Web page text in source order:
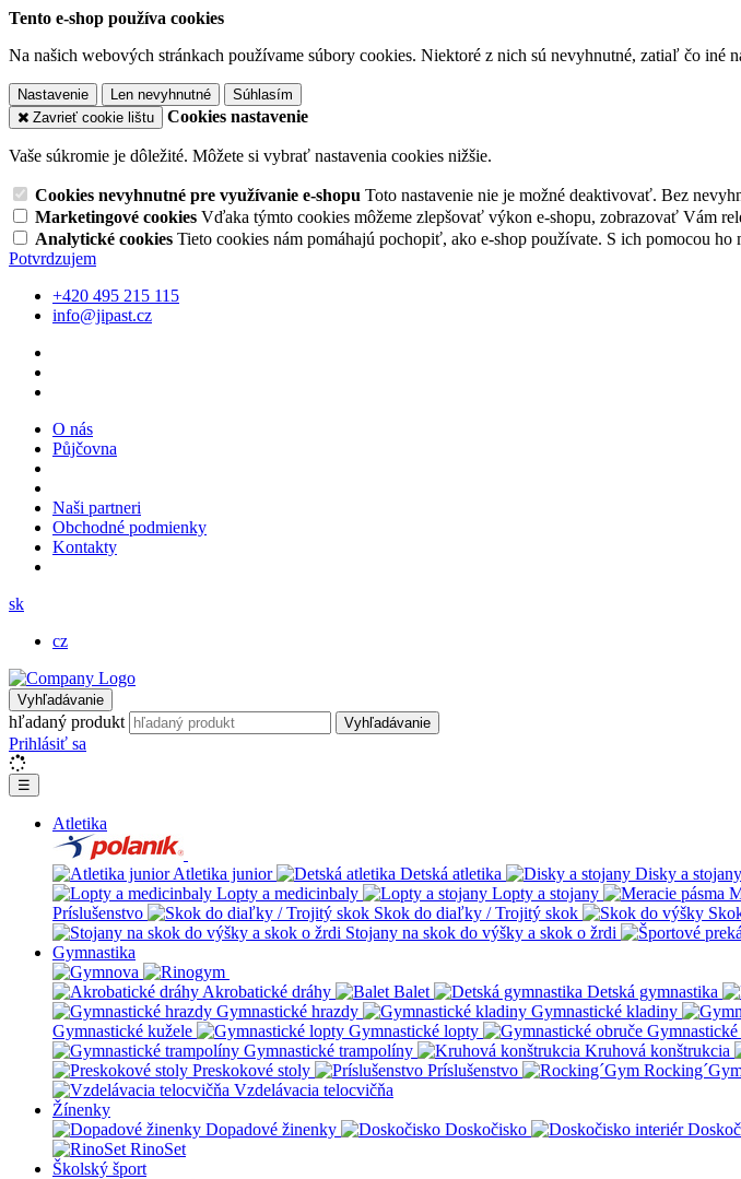
Tento e-shop používa cookies
Na našich webových stránkach používame súbory cookies. Niektoré z nich sú nevyhnutné, zatiaľ čo
Nastavenie Len nevyhnutné
Súhlasím
Zavrieť cookie lištu
Cookies nastavenie
Vaše súkromie je dôležité. Môžete si vybrať nastavenia cookies nižšie.
Cookies nevyhnutné pre využívanie e-shopu Toto nastavenie nie je možné deaktivovať. Bez
Marketingové cookies Vďaka týmto cookies môžeme zlepšovať výkon e-shopu, zobrazovať Vám
Analytické cookies Tieto cookies nám pomáhajú pochopiť, ako e-shop používate. S ich pomocou ho
Potvrdzujem
+420 495 215 115
info@jipast.cz
O nás
Půjčovna
Naši partneri
Obchodné podmienky
Kontakty
sk
cz
Vyhľadávanie
hľadaný produkt Vyhľadávanie
Prihlásiť sa
☰
Atletika
Atletika junior Detská atletika Disky a stojany
Lopty a medicinbaly
Lopty a stojany
Príslušenstvo
Skok do diaľky / Trojitý skok
Stojany na skok do výšky a skok o žrdi
Gymnastika
Akrobatické dráhy Balet Detská gymnastika
Gymnastické hrazdy
Gymnastické kladiny
Gymnastické kužele
Gymnastické lopty
Gymnastické trampolíny
Kruhová konštrukcia
Preskokové stoly
Príslušenstvo
Vzdelávacia telocvičňa
Žínenky
Dopadové žinenky
Doskočisko
RinoSet
Školský šport